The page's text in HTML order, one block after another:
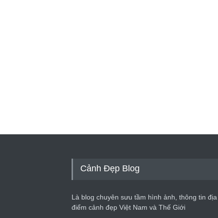
Cảnh Đẹp Blog
Là blog chuyên sưu tầm hình ảnh, thông tin địa
điểm cảnh đẹp Việt Nam và Thế Giới